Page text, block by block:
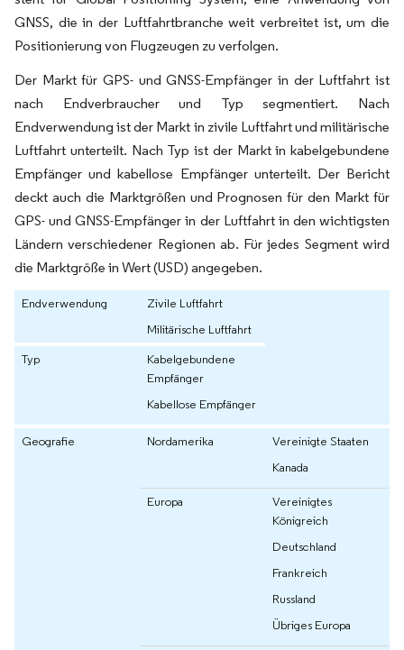
GNSS, die in der Luftfahrtbranche weit verbreitet ist, um die
Positionierung von Flugzeugen zu verfolgen.
Der Markt für GPS- und GNSS-Empfänger in der Luftfahrt ist
nach Endverbraucher und Typ segmentiert. Nach
Endverwendung ist der Markt in zivile Luftfahrt und militärische
Luftfahrt unterteilt. Nach Typ ist der Markt in kabelgebundene
Empfänger und kabellose Empfänger unterteilt. Der Bericht
deckt auch die Marktgrößen und Prognosen für den Markt für
GPS- und GNSS-Empfänger in der Luftfahrt in den wichtigsten
Ländern verschiedener Regionen ab. Für jedes Segment wird
die Marktgröße in Wert (USD) angegeben.
Endverwendung
Zivile Luftfahrt
Militärische Luftfahrt
Typ
Kabelgebundene
Empfänger
Kabellose Empfänger
Geografie Nordamerika
Vereinigte Staaten
Kanada
Europa
Vereinigtes
Königreich
Deutschland
Frankreich
Russland
Übriges Europa